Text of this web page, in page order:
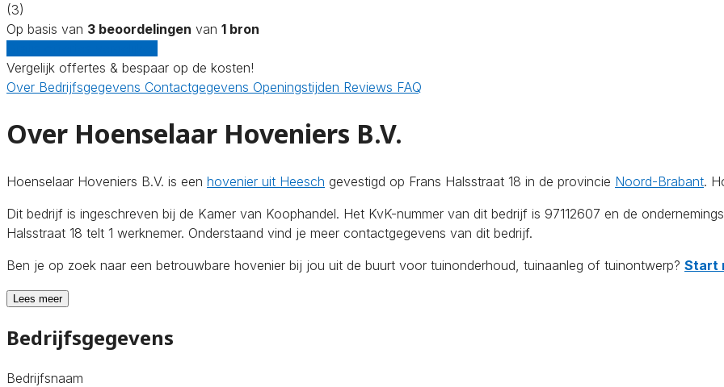
(3)
Op basis van 3 beoordelingen van 1 bron
Vergelijk offertes & bespaar op de kosten!
Over Bedrijfsgegevens Contactgegevens Openingstijden Reviews FAQ
Over Hoenselaar Hoveniers B.V.
Hoenselaar Hoveniers B.V. is een hovenier uit Heesch gevestigd op Frans Halsstraat 18 in de provincie Noord-Brabant.
Dit bedrijf is ingeschreven bij de Kamer van Koophandel. Het KvK-nummer van dit bedrijf is 97112607 en de
Halsstraat 18 telt 1 werknemer. Onderstaand vind je meer contactgegevens van dit bedrijf.
Ben je op zoek naar een betrouwbare hovenier bij jou uit de buurt voor tuinonderhoud, tuinaanleg of tuinontwerp? Start
Lees meer
Bedrijfsgegevens
Bedrijfsnaam